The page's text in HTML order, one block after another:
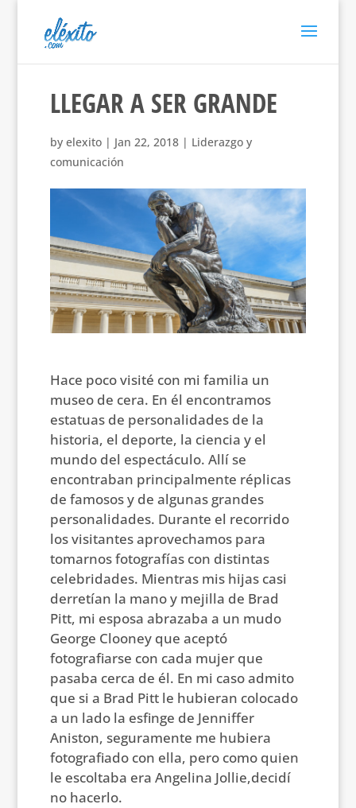
LLEGAR A SER GRANDE
by elexito| Jan 22, 2018| Liderazgo y
comunicación
Hace poco visité con mi familia un
museo de cera. En él encontramos
estatuas de personalidades de la
historia, el deporte, la ciencia y el
mundo del espectáculo. Allí se
encontraban principalmente réplicas
de famosos y de algunas grandes
personalidades. Durante el recorrido
los visitantes aprovechamos para
tomarnos fotografías con distintas
celebridades. Mientras mis hijas casi
derretían la mano y mejilla de Brad
Pitt, mi esposa abrazaba a un mudo
George Clooney que aceptó
fotografiarse con cada mujer que
pasaba cerca de él. En mi caso admito
que si a Brad Pitt le hubieran colocado
a un lado la esfinge de Jenniffer
Aniston, seguramente me hubiera
fotografiado con ella, pero como quien
le escoltaba era Angelina Jollie,decidí
no hacerlo.